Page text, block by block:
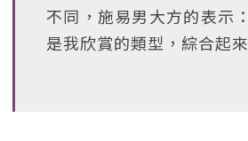
不同，施易男大方的表示
是我欣賞的類型，綜合起來